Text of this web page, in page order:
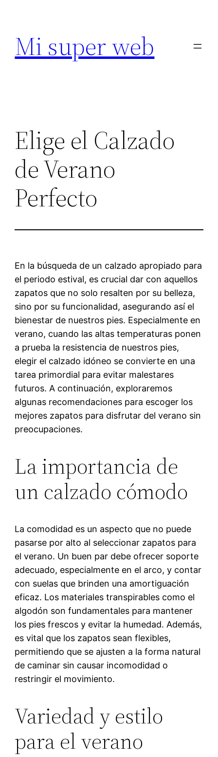
contenido
Mi super web
Elige el Calzado
de Verano
Perfecto
En la búsqueda de un calzado apropiado para
el periodo estival, es crucial dar con aquellos
zapatos que no solo resalten por su belleza,
sino por su funcionalidad, asegurando así el
bienestar de nuestros pies. Especialmente en
verano, cuando las altas temperaturas ponen
a prueba la resistencia de nuestros pies,
elegir el calzado idóneo se convierte en una
tarea primordial para evitar malestares
futuros. A continuación, exploraremos
algunas recomendaciones para escoger los
mejores zapatos para disfrutar del verano sin
preocupaciones.
La importancia de
un calzado cómodo
La comodidad es un aspecto que no puede
pasarse por alto al seleccionar zapatos para
el verano. Un buen par debe ofrecer soporte
adecuado, especialmente en el arco, y contar
con suelas que brinden una amortiguación
eficaz. Los materiales transpirables como el
algodón son fundamentales para mantener
los pies frescos y evitar la humedad. Además,
es vital que los zapatos sean flexibles,
permitiendo que se ajusten a la forma natural
de caminar sin causar incomodidad o
restringir el movimiento.
Variedad y estilo
para el verano